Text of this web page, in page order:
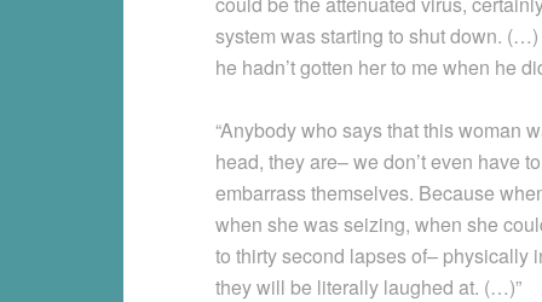
system was starting to shut down.
he hadn’t gotten her to me when he
“Anybody who says that this woman
head, they are– we don’t even have
embarrass themselves. Because
when she was seizing, when she
to thirty second lapses of– physically
they will be literally laughed at. (…)”